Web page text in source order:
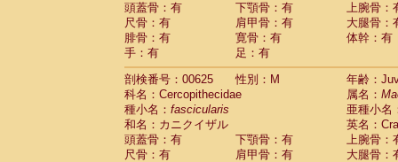
頭蓋骨：有
下顎骨：有
上腕骨：
尺骨：有
肩甲骨：有
大腿骨：
腓骨：有
寛骨：有
体幹：有
手：有
足：有
剖検番号：00625
性別：M
年齢：
科名：Cercopithecidae
属名：
種小名： fascicularis
亜種小名
和名：カニクイザル
英名：
頭蓋骨：有
下顎骨：有
上腕骨：
尺骨：有
肩甲骨：有
大腿骨：